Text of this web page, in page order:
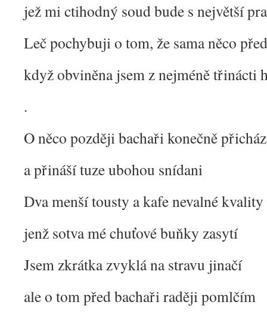
jež mi ctihodný soud bude s největší
Leč pochybuji o tom, že sama něco
když obviněna jsem z nejméně třinácti
.
O něco později bachaři konečně
a přináší tuze ubohou snídani
Dva menší tousty a kafe nevalné kvality
jenž sotva mé chuťové buňky zasytí
Jsem zkrátka zvyklá na stravu jinačí
ale o tom před bachaři raději pomlčím